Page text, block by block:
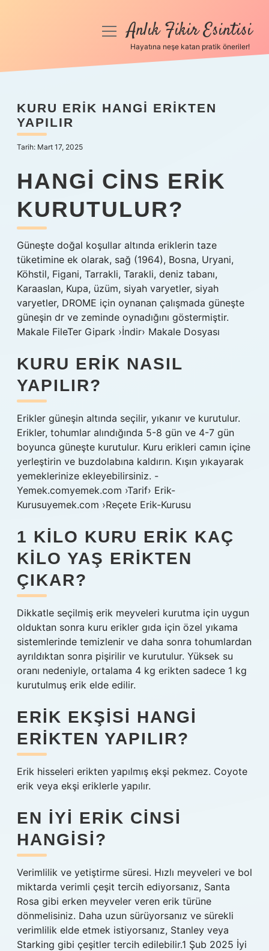
Anasayfa
Yasal Uyarı
Hakkımızda
menüyüAnlık Fikir Esintisi
Hayatına neşe katan pratik öneriler!
KURU ERIK HANGI ERIKTEN
YAPILIR
Tarih: Mart 17, 2025
HANGI CINS ERIK
KURUTULUR?
Güneşte doğal koşullar altında eriklerin taze
tüketimine ek olarak, sağ (1964), Bosna, Uryani,
Köhstil, Figani, Tarrakli, Tarakli, deniz tabanı,
Karaaslan, Kupa, üzüm, siyah varyetler, siyah
varyetler, DROME için oynanan çalışmada güneşte
güneşin dr ve zeminde oynadığını göstermiştir.
Makale FileTer Gipark ›İndir› Makale Dosyası
KURU ERIK NASIL
YAPILIR?
Erikler güneşin altında seçilir, yıkanır ve kurutulur.
Erikler, tohumlar alındığında 5-8 gün ve 4-7 gün
boyunca güneşte kurutulur. Kuru erikleri camın içine
yerleştirin ve buzdolabına kaldırın. Kışın yıkayarak
yemeklerinize ekleyebilirsiniz. -
Yemek.comyemek.com ›Tarif› Erik-
Kurusuyemek.com ›Reçete Erik-Kurusu
1 KILO KURU ERIK KAÇ
KILO YAŞ ERIKTEN
ÇIKAR?
Dikkatle seçilmiş erik meyveleri kurutma için uygun
olduktan sonra kuru erikler gıda için özel yıkama
sistemlerinde temizlenir ve daha sonra tohumlardan
ayrıldıktan sonra pişirilir ve kurutulur. Yüksek su
oranı nedeniyle, ortalama 4 kg erikten sadece 1 kg
kurutulmuş erik elde edilir.
ERIK EKŞISI HANGI
ERIKTEN YAPILIR?
Erik hisseleri erikten yapılmış ekşi pekmez. Coyote
erik veya ekşi eriklerle yapılır.
EN IYI ERIK CINSI
HANGISI?
Verimlilik ve yetiştirme süresi. Hızlı meyveleri ve bol
miktarda verimli çeşit tercih ediyorsanız, Santa
Rosa gibi erken meyveler veren erik türüne
dönmelisiniz. Daha uzun sürüyorsanız ve sürekli
verimlilik elde etmek istiyorsanız, Stanley veya
Starking gibi çeşitler tercih edilebilir.1 Şub 2025 İyi